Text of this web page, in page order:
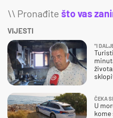
\\ Pronađite što vas
VIJESTI
"I
ČEKA
U
kome